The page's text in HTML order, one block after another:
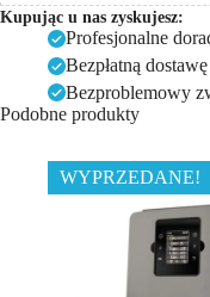
Kupując u nas zyskujesz:
Profesjonalne
Bezpłatną
Bezproblemowy
Podobne produkty
WYPRZEDANE!